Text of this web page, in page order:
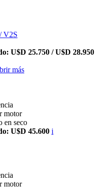
V2S
U$D 25.750 / U$D 28.950
más
motor
en seco
U$D 45.600 i
motor